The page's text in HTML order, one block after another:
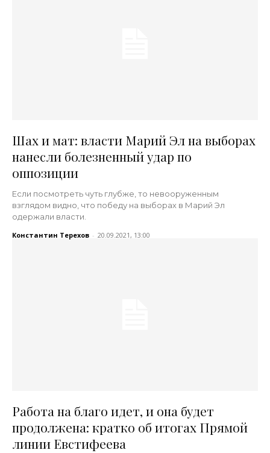
Шах и мат: власти Марий Эл на выборах
нанесли болезненный удар по
оппозиции
Если посмотреть чуть глубже, то невооруженным
взглядом видно, что победу на выборах в Марий Эл
одержали власти.
Константин Терехов - 20.09.2021, 13:00
Работа на благо идет, и она будет
продолжена: кратко об итогах Прямой
линии Евстифеева